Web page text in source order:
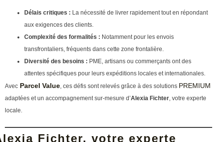
Délais critiques : La nécessité de livrer rapidement tout en répondant
aux exigences des clients.
Complexité des formalités : Notamment pour les envois
transfrontaliers, fréquents dans cette zone frontalière.
Diversité des besoins : PME, artisans ou commerçants ont des
attentes spécifiques pour leurs expéditions locales et internationales.
Avec Parcel Value , ces défis sont relevés grâce à des solutions PREMIUM
adaptées et un accompagnement sur-mesure d’Alexia Fichter , votre experte
locale.
Fichter, votre experte